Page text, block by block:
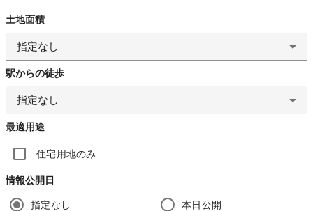
土地面積
指定なし
駅からの徒歩
指定なし
最適用途
住宅用地のみ
情報公開日
指定なし 本日公開